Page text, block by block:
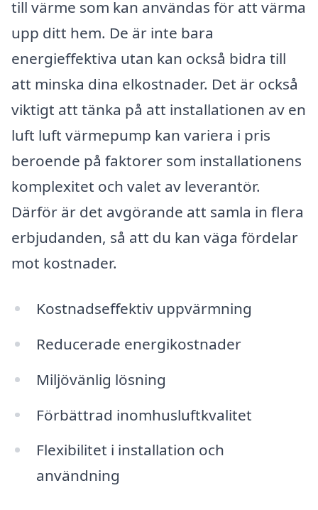
till värme som kan användas för att värma
upp ditt hem. De är inte bara
energieffektiva utan kan också bidra till
att minska dina elkostnader. Det är också
viktigt att tänka på att installationen av en
luft luft värmepump kan variera i pris
beroende på faktorer som installationens
komplexitet och valet av leverantör.
Därför är det avgörande att samla in flera
erbjudanden, så att du kan väga fördelar
mot kostnader.
Kostnadseffektiv uppvärmning
Reducerade energikostnader
Miljövänlig lösning
Förbättrad inomhusluftkvalitet
Flexibilitet i installation och
användning